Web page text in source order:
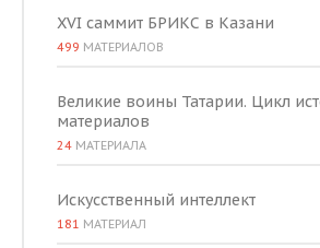
XVI саммит БРИКС в Казани
499 МАТЕРИАЛОВ
Великие воины Татарии. Цикл
материалов
24 МАТЕРИАЛА
Искусственный интеллект
181 МАТЕРИАЛ